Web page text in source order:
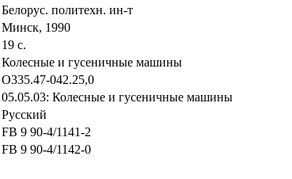
Белорус. политехн. ин-т
Минск, 1990
19 с.
Колесные и гусеничные машины
О335.47-042.25,0
05.05.03: Колесные и гусеничные машины
Русский
FB 9 90-4/1141-2
FB 9 90-4/1142-0